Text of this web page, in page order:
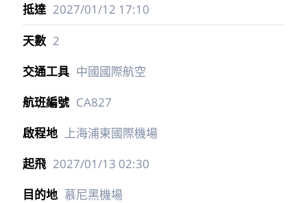
2027/01/12 17:10
2
中國國際航空
CA827
上海浦東國際機場
2027/01/13 02:30
慕尼黑機場